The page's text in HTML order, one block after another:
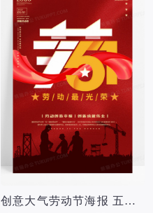
创意大气劳动节海报 五一劳动海报 劳动节宣传 五一大气海报 红色创意劳动节